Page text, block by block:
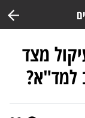
מצד
למד"א?